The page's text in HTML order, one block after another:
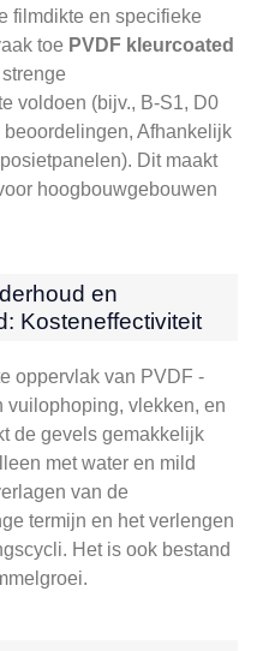
filmdikte en specifieke
toe PVDF kleurcoated
voldoen (bijv., B-S1, D0
Afhankelijk
Dit maakt
hoogbouwgebouwen
en
Kosteneffectiviteit
oppervlak van PVDF -
vuilophoping, vlekken, en
de gevels gemakkelijk
met water en mild
van de
termijn en het verlengen
Het is ook bestand